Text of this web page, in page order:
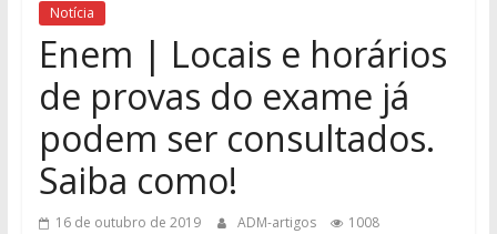
Notícia
Enem | Locais e horários
de provas do exame já
podem ser consultados.
Saiba como!
16 de outubro de 2019 ADM-artigos
1008